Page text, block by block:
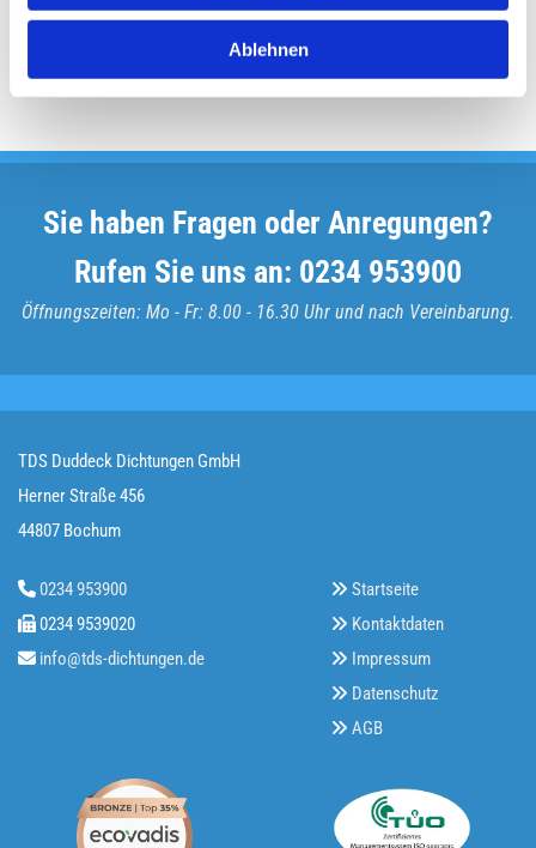
Ablehnen
ZURÜCK ZUR ÜBERSICHT
Sie haben Fragen oder Anregungen?
Rufen Sie uns an: 0234 953900
Öffnungszeiten: Mo - Fr: 8.00 - 16.30 Uhr und nach Vereinbarung.
TDS Duddeck Dichtungen GmbH
Herner Straße 456
44807 Bochum
 0234 953900
 0234 9539020
 info@tds-dichtungen.de
 Startseite
 Kontaktdaten
 Impressum
 Datenschutz
 AGB